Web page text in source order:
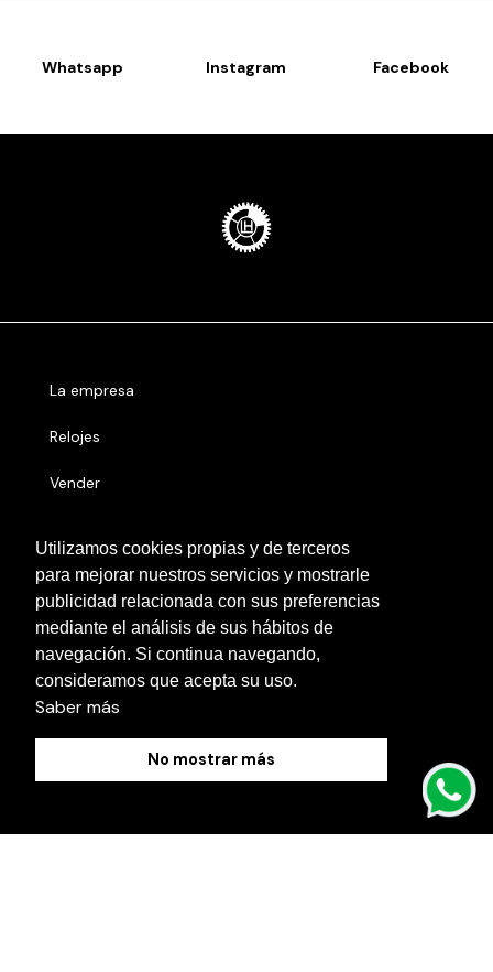
Utilizamos cookies propias y de terceros
para mejorar nuestros servicios y mostrarle
publicidad relacionada con sus preferencias
mediante el análisis de sus hábitos de
navegación. Si continua navegando,
consideramos que acepta su uso.
Saber más
No mostrar más
Whatsapp Instagram Facebook
La empresa
Relojes
Vender
Otras localidades
Contacto
Blog
Política de Cookies